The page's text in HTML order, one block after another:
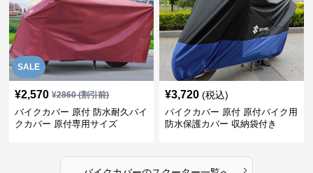
SALE
¥2,570 ¥2860(割引前)
バイクカバー 原付 防水耐久バイ
クカバー 原付専用サイズ
¥3,720 (税込)
バイクカバー 原付 原付バイク用
防水保護カバー 収納袋付き
›